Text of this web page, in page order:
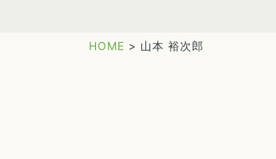
HOME > 山本 裕次郎